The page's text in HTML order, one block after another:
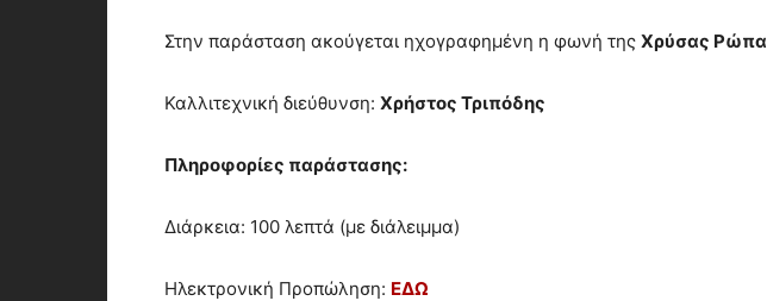
Στην παράσταση ακούγεται ηχογραφημένη η φωνή της Χρύσας Ρώπα
Καλλιτεχνική διεύθυνση: Χρήστος Τριπόδης
Πληροφορίες παράστασης:
Διάρκεια: 100 λεπτά (με διάλειμμα)
Ηλεκτρονική Προπώληση: ΕΔΩ